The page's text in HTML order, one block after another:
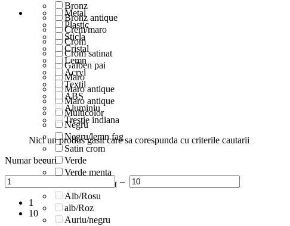
Bronz
Bronz antique
Crem/maro
Crom
Crom satinat
Galben pai
Maro
Maro antique
Maro antique
Multicolor
Negru
Negru/lemn fag
Satin crom
Verde
Verde menta
Alb antichizat
Alb/Rosu
alb/Roz
Auriu/negru
Metal
Plastic
Sticla
Cristal
Lemn
Acryl
Textil
ABS
Aluminiu
Trestie indiana
Nici un produs gasit care sa corespunda cu criterile cautarii
Numar becuri
–
1
10